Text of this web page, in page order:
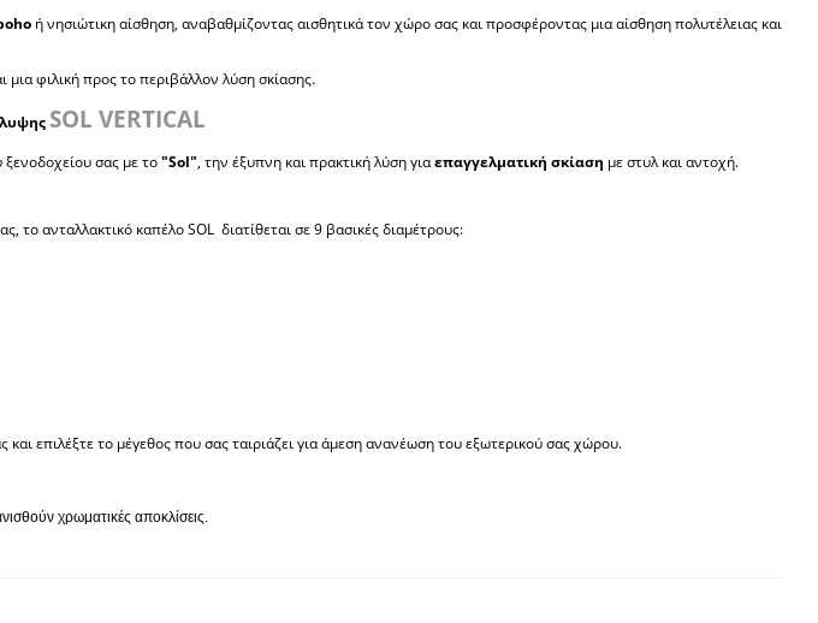
ή νησιώτικη αίσθηση, αναβαθμίζοντας αισθητικά τον χώρο σας και προσφέροντας μια αίσθηση πολυτέλειας και
μια φιλική προς το περιβάλλον λύση σκίασης.
SOL VERTICAL
σας με το"Sol", την έξυπνη και πρακτική λύση γιαεπαγγελματική σκίαση με στυλ και αντοχή.
το ανταλλακτικό καπέλο SOL διατίθεται σε 9 βασικές διαμέτρους:
επιλέξτε το μέγεθος που σας ταιριάζει για άμεση ανανέωση του εξωτερικού σας χώρου.
χρωματικές αποκλίσεις.